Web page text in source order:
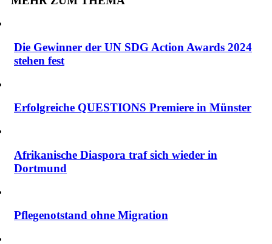
Die Gewinner der UN SDG Action Awards 2024
stehen fest
Erfolgreiche QUESTIONS Premiere in Münster
Afrikanische Diaspora traf sich wieder in
Dortmund
Pflegenotstand ohne Migration